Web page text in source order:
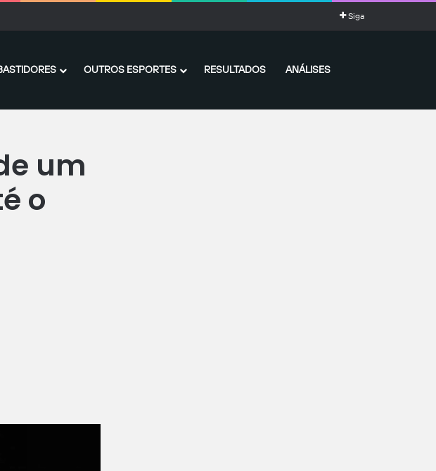
ultrapassar 100 gols no Japão Siga
OUTROS ESPORTES RESULTADOS ANÁLISES
um
o